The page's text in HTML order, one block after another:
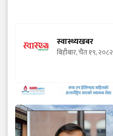
स्वास्थ्यखबर
बिहीबार, चैत १९, २०८२